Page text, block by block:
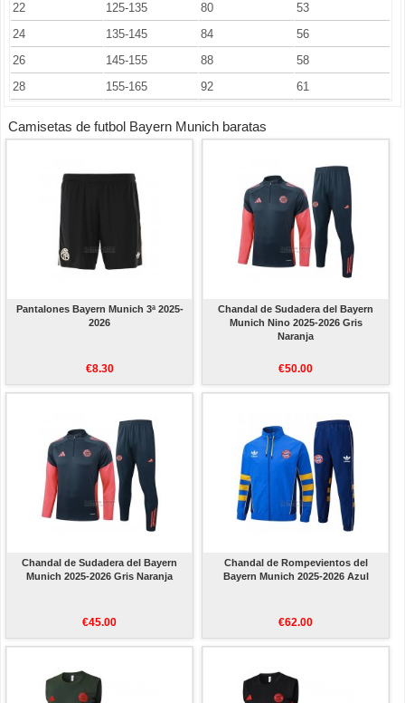
22
125-135 80
53
24
135-145 84
56
26
145-155 88
58
28
155-165 92 61
Camisetas de futbol Bayern Munich baratas
Pantalones Bayern Munich 3ª 2025-
2026
€8.30
Chandal de Sudadera del Bayern
Munich Nino 2025-2026 Gris
Naranja
€50.00
Chandal de Sudadera del Bayern
Munich 2025-2026 Gris Naranja
€45.00
Chandal de Rompevientos del
Bayern Munich 2025-2026 Azul
€62.00